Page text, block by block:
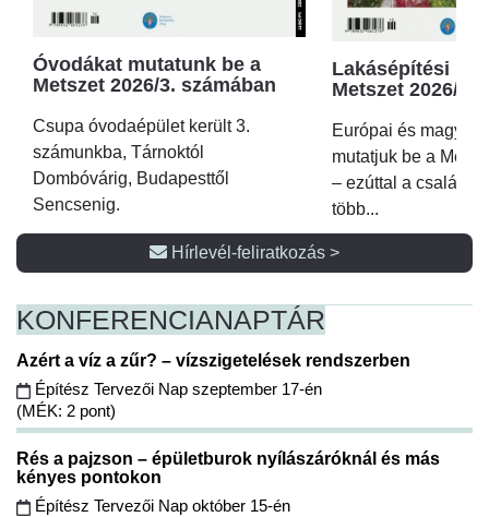
Óvodákat mutatunk be a
Metszet 2026/3. számában
Csupa óvodaépület került 3.
számunkba, Tárnoktól
Dombóvárig, Budapesttől
Sencsenig.
Lakásépítési
Metszet 2026/2.
Európai és magyar
mutatjuk be a
– ezúttal a családi
több...
Hírlevél-feliratkozás >
KONFERENCIANAPTÁR
Azért a víz a zűr? – vízszigetelések rendszerben
Építész Tervezői Nap szeptember 17-én
(MÉK: 2 pont)
Rés a pajzson – épületburok nyílászáróknál és más
kényes pontokon
Építész Tervezői Nap október 15-én